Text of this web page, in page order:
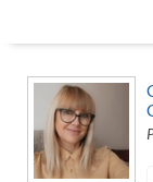
Bucuresti
Buzau
Calarasi